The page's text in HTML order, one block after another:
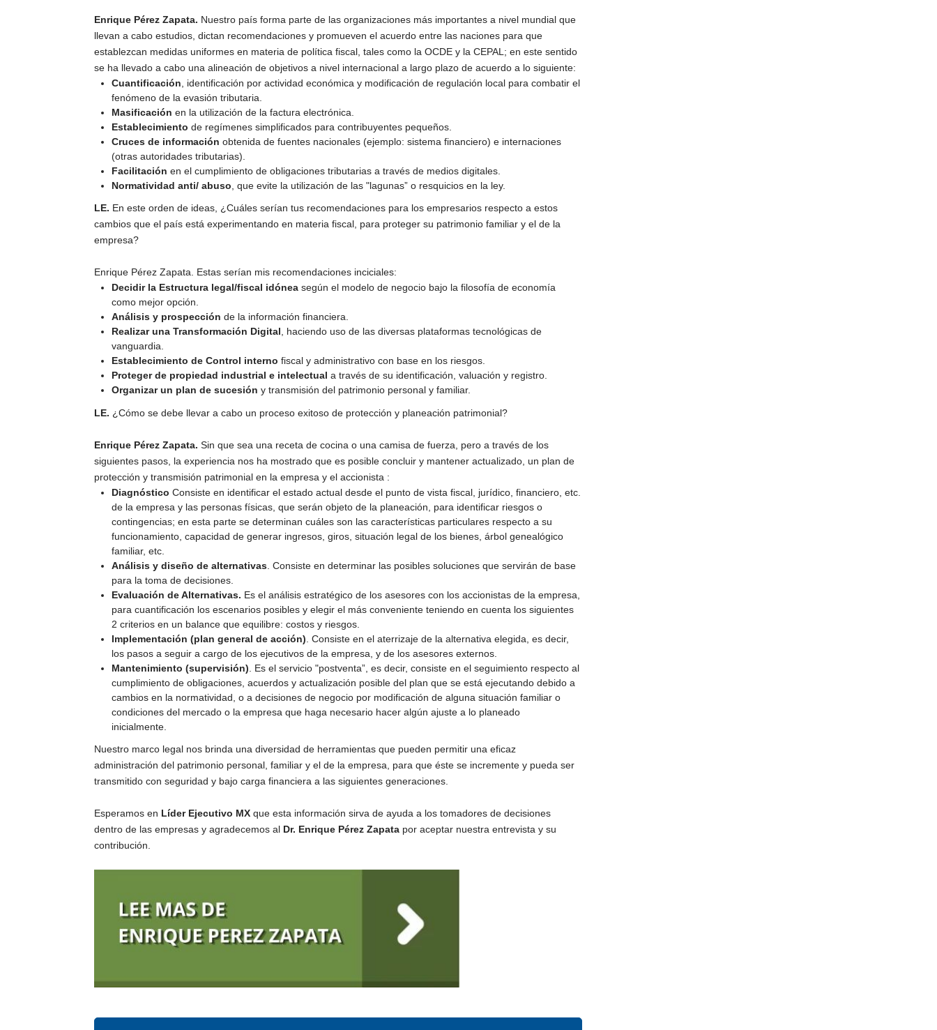
Enrique Pérez Zapata. Nuestro país forma parte de las organizaciones más importantes a nivel mundial que
llevan a cabo estudios, dictan recomendaciones y promueven el acuerdo entre las naciones para que
establezcan medidas uniformes en materia de política fiscal, tales como la OCDE y la CEPAL; en este sentido
se ha llevado a cabo una alineación de objetivos a nivel internacional a largo plazo de acuerdo a lo siguiente:
Cuantificación , identificación por actividad económica y modificación de regulación local para combatir el
fenómeno de la evasión tributaria.
Masificación en la utilización de la factura electrónica.
Establecimiento de regímenes simplificados para contribuyentes pequeños.
Cruces de información obtenida de fuentes nacionales (ejemplo: sistema financiero) e internaciones
(otras autoridades tributarias).
Facilitación en el cumplimiento de obligaciones tributarias a través de medios digitales.
Normatividad anti/ abuso , que evite la utilización de las "lagunas” o resquicios en la ley.
LE. En este orden de ideas, ¿Cuáles serían tus recomendaciones para los empresarios respecto a estos
cambios que el país está experimentando en materia fiscal, para proteger su patrimonio familiar y el de la
empresa?
Enrique Pérez Zapata. Estas serían mis recomendaciones inciciales:
Decidir la Estructura legal/fiscal idónea según el modelo de negocio bajo la filosofía de economía
como mejor opción.
Análisis y prospección de la información financiera.
Realizar una Transformación Digital , haciendo uso de las diversas plataformas tecnológicas de
vanguardia.
Establecimiento de Control interno fiscal y administrativo con base en los riesgos.
Proteger de propiedad industrial e intelectual a través de su identificación, valuación y registro.
Organizar un plan de sucesión y transmisión del patrimonio personal y familiar.
LE. ¿Cómo se debe llevar a cabo un proceso exitoso de protección y planeación patrimonial?
Enrique Pérez Zapata. Sin que sea una receta de cocina o una camisa de fuerza, pero a través de los
siguientes pasos, la experiencia nos ha mostrado que es posible concluir y mantener actualizado, un plan de
protección y transmisión patrimonial en la empresa y el accionista :
Diagnóstico Consiste en identificar el estado actual desde el punto de vista fiscal, jurídico, financiero, etc.
de la empresa y las personas físicas, que serán objeto de la planeación, para identificar riesgos o
contingencias; en esta parte se determinan cuáles son las características particulares respecto a su
funcionamiento, capacidad de generar ingresos, giros, situación legal de los bienes, árbol genealógico
familiar, etc.
Análisis y diseño de alternativas . Consiste en determinar las posibles soluciones que servirán de base
para la toma de decisiones.
Evaluación de Alternativas. Es el análisis estratégico de los asesores con los accionistas de la empresa,
para cuantificación los escenarios posibles y elegir el más conveniente teniendo en cuenta los siguientes
2 criterios en un balance que equilibre: costos y riesgos.
Implementación (plan general de acción) . Consiste en el aterrizaje de la alternativa elegida, es decir,
los pasos a seguir a cargo de los ejecutivos de la empresa, y de los asesores externos.
Mantenimiento (supervisión) . Es el servicio "postventa”, es decir, consiste en el seguimiento respecto al
cumplimiento de obligaciones, acuerdos y actualización posible del plan que se está ejecutando debido a
cambios en la normatividad, o a decisiones de negocio por modificación de alguna situación familiar o
condiciones del mercado o la empresa que haga necesario hacer algún ajuste a lo planeado
inicialmente.
Nuestro marco legal nos brinda una diversidad de herramientas que pueden permitir una eficaz
administración del patrimonio personal, familiar y el de la empresa, para que éste se incremente y pueda ser
transmitido con seguridad y bajo carga financiera a las siguientes generaciones.
Esperamos en Líder Ejecutivo MX que esta información sirva de ayuda a los tomadores de decisiones
dentro de las empresas y agradecemos al Dr. Enrique Pérez Zapata por aceptar nuestra entrevista y su
contribución.